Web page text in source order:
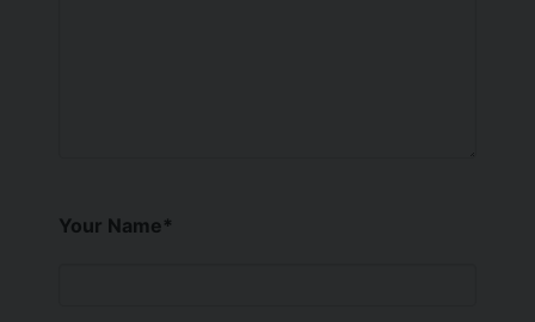
Your Name*